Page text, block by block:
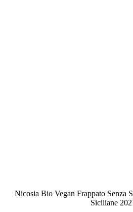
Nicosia Bio Vegan Frappato Senza
Siciliane